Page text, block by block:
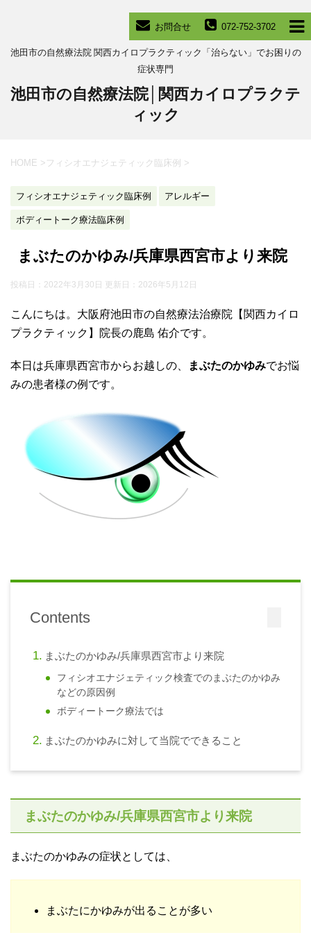
072-752-3702
お問合せ
池田市の自然療法院 関西カイロプラクティック「治らない」でお困りの
症状専門
池田市の自然療法院│関西カイロプラクテ
ィック
HOME > フィシオエナジェティック臨床例 >
フィシオエナジェティック臨床例 アレルギー
ボディートーク療法臨床例
まぶたのかゆみ/兵庫県西宮市より来院
投稿日：2022年3月30日 更新日： 2026年5月12日
こんにちは。大阪府池田市の自然療法治療院【関西カイロ
プラクティック】院長の鹿島 佑介です。
本日は兵庫県西宮市からお越しの、 まぶたのかゆみでお悩
みの患者様の例です。
Contents
まぶたのかゆみ/兵庫県西宮市より来院
フィシオエナジェティック検査でのまぶたのかゆみ
などの原因例
ボディートーク療法では
まぶたのかゆみに対して当院でできること
まぶたのかゆみ/兵庫県西宮市より来院
まぶたのかゆみの症状としては、
まぶたにかゆみが出ることが多い